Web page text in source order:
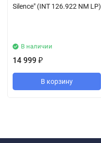
Silence" (INT 126.922 NM LP)
В наличии
14 999 ₽
В корзину